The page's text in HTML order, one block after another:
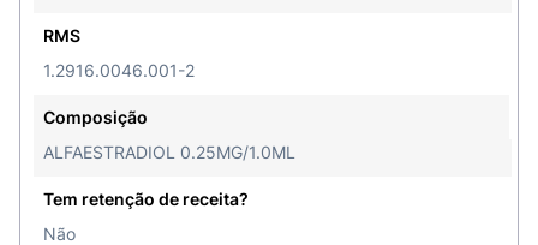
RMS
1.2916.0046.001-2
Composição
ALFAESTRADIOL 0.25MG/1.0ML
Tem retenção de receita?
Não